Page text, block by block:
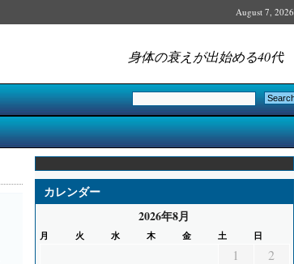
August 7, 2026
身体の衰えが出始める40代
カレンダー
2026年8月
月 火 水 木 金 土 日
1
2